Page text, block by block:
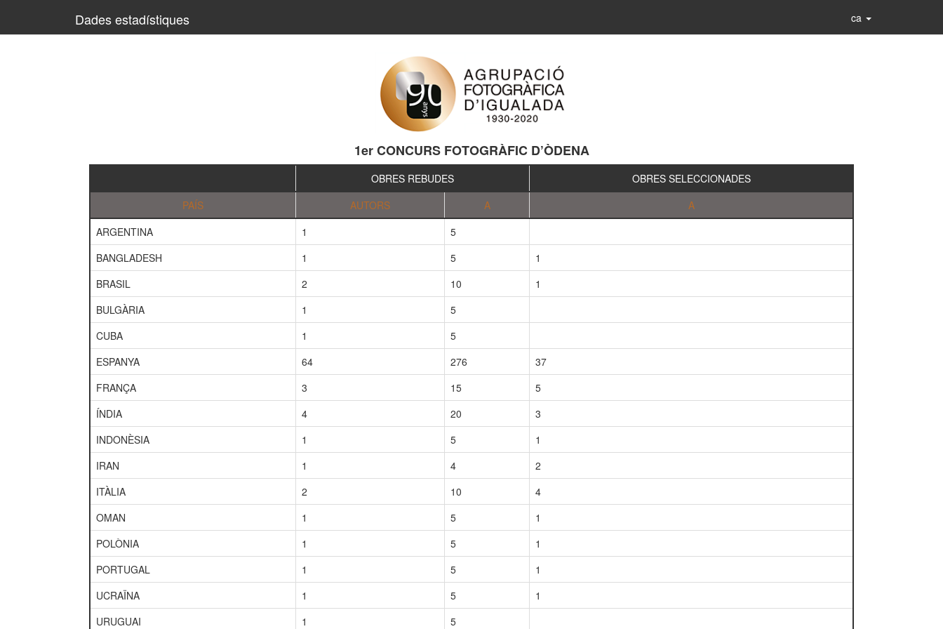
Dades estadístiques ca
1er CONCURS FOTOGRÀFIC D’ÒDENA
OBRES REBUDES
OBRES SELECCIONADES
PAÍS
AUTORS A
A
ARGENTINA
1
5
BANGLADESH
1 5
1
BRASIL
2 10
1
BULGÀRIA
1
5
CUBA
1
5
ESPANYA
64 276
37
FRANÇA
3 15
5
ÍNDIA
4 20
3
INDONÈSIA
1 5
1
IRAN
1 4
2
ITÀLIA
2 10
4
OMAN
1 5
1
POLÒNIA
1 5
1
PORTUGAL
1 5
1
UCRAÏNA
1 5
1
URUGUAI
1 5